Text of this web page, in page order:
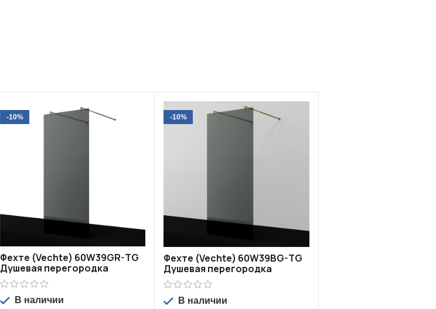
-10%
Фехте (Vechte) 60W39GR-TG
Душевая перегородка
В наличии
-10%
Фехте (Vechte) 60W39BG-TG
Душевая перегородка
В наличии